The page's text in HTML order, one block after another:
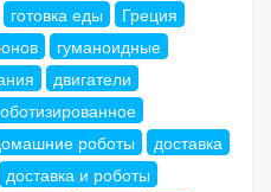
готовка еды
Греция
гуманоидные
двигатели
роботы
доставка
доставка и роботы